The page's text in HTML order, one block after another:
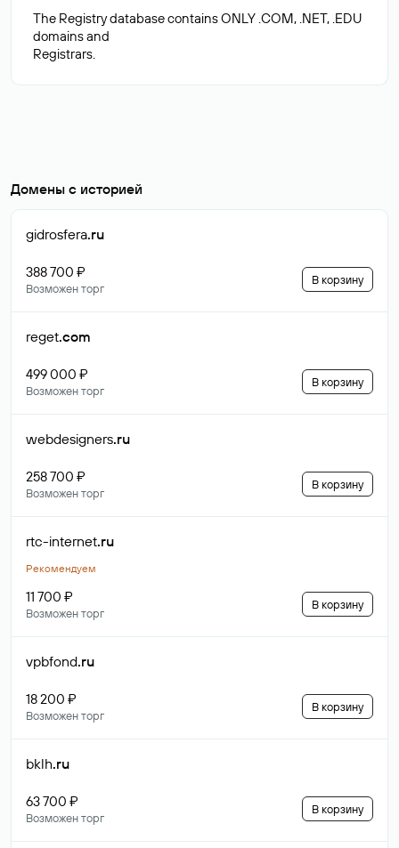
The Registry database contains ONLY .COM, .NET, .EDU
domains and
Домены с историей
gidrosfera.ru
388 700 ₽
Возможен торг
В корзину
reget.com
499 000 ₽
Возможен торг
В корзину
webdesigners.ru
258 700 ₽
Возможен торг
В корзину
rtc-internet.ru
Рекомендуем
11 700 ₽
Возможен торг
В корзину
vpbfond.ru
18 200 ₽
Возможен торг
В корзину
bklh.ru
63 700 ₽
Возможен торг
В корзину